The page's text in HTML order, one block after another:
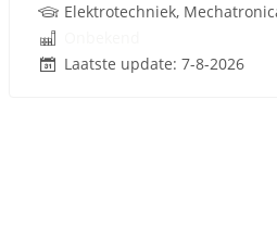
Laatste update: 7-8-2026